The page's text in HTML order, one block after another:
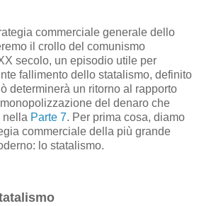
commerciale generale dello
il crollo del comunismo
secolo, un episodio utile per
fallimento dello statalismo, definito
determinerà un ritorno al rapporto
del denaro che
nella Parte 7. Per prima cosa, diamo
commerciale della più grande
lo statalismo.